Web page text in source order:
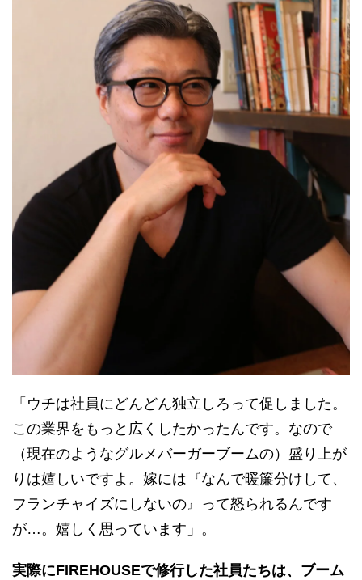
「ウチは社員にどんどん独立しろって促しました。
この業界をもっと広くしたかったんです。なので
（現在のようなグルメバーガーブームの）盛り上が
りは嬉しいですよ。嫁には『なんで暖簾分けして、
フランチャイズにしないの』って怒られるんです
が…。嬉しく思っています」。
実際にFIREHOUSEで修行した社員たちは、ブーム